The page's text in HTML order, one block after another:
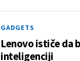
GADGETS
Lenovo ističe da
inteligenciji